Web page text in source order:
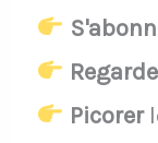
Picorer